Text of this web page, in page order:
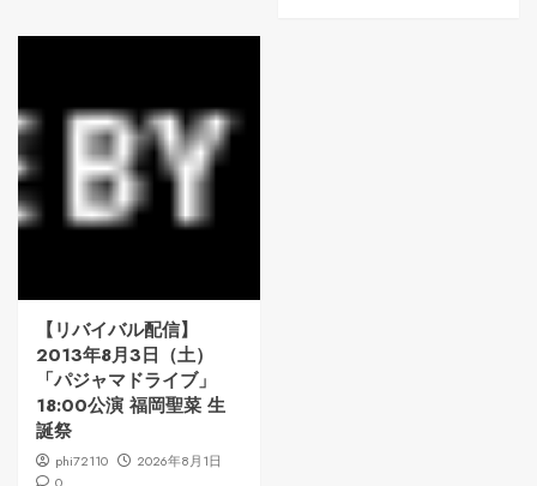
【リバイバル配信】
2013年8月3日（土）
「パジャマドライブ」
18:00公演 福岡聖菜 生
誕祭
phi72110
2026年8月1日
0